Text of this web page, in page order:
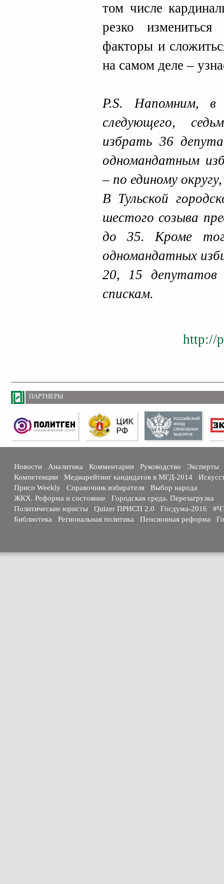
том числе
резко
факторы и
на самом деле –
P.S. Напомним, в
следующего,
избрать 36
одномандатным
– по единому
В Тульской
шестого созыва
до 35. Кроме
одномандатных
20, 15
спискам.
http://
ПАРТНЕРЫ
Новости Аналитика Комментарии Руководство
Эксперты
Компетенции
Медиарейтинг кандидатов в МГД-2014
Присп Weekly
Справочник избирателя
Выбор народа
ЖКХ. Реформа и состояние
Городская среда. Перезагрузка
Политические юристы
Quizer ПРИСП 2.0 Госдума-2016
Библиотека
Региональная политика Пенсионная реформа